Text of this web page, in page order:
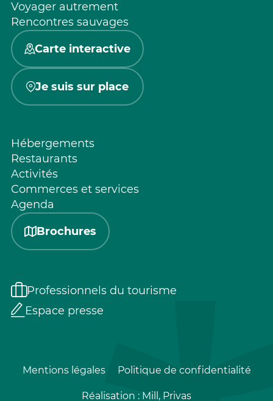
Voyager autrement
Rencontres sauvages
Carte interactive
Je suis sur place
Hébergements
Restaurants
Activités
Commerces et services
Agenda
Brochures
Professionnels du tourisme
Espace presse
Mentions légales Politique de confidentialité
Réalisation : Mill, Privas